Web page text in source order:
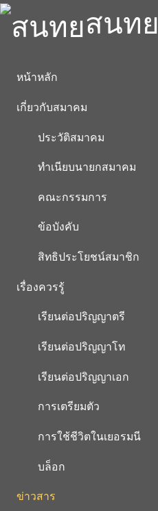
สนทย
หน้าหลัก
เกี่ยวกับสมาคม
ประวัติสมาคม
ทำเนียบนายกสมาคม
คณะกรรมการ
ข้อบังคับ
สิทธิประโยชน์สมาชิก
เรื่องควรรู้
เรียนต่อปริญญาตรี
เรียนต่อปริญญาโท
เรียนต่อปริญญาเอก
การเตรียมตัว
การใช้ชีวิตในเยอรมนี
บล็อก
ข่าวสาร